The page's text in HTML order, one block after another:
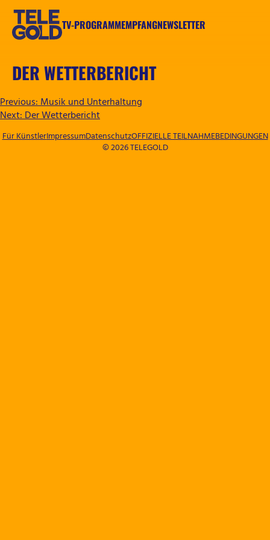
Zum
springen
TV-PROGRAMMEMPFANGNEWSLETTER
DER WETTERBERICHT
BEITRAGSNAVIGATION
Previous:Musik und Unterhaltung
Next:Der Wetterbericht
© 2026 TELEGOLD
Für KünstlerImpressumDatenschutzOFFIZIELLE TEILNAHMEBEDINGUNGEN